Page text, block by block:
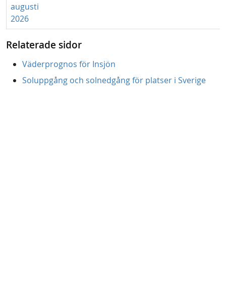
augusti
2026
Relaterade sidor
Väderprognos för Insjön
Soluppgång och solnedgång för platser i Sverige